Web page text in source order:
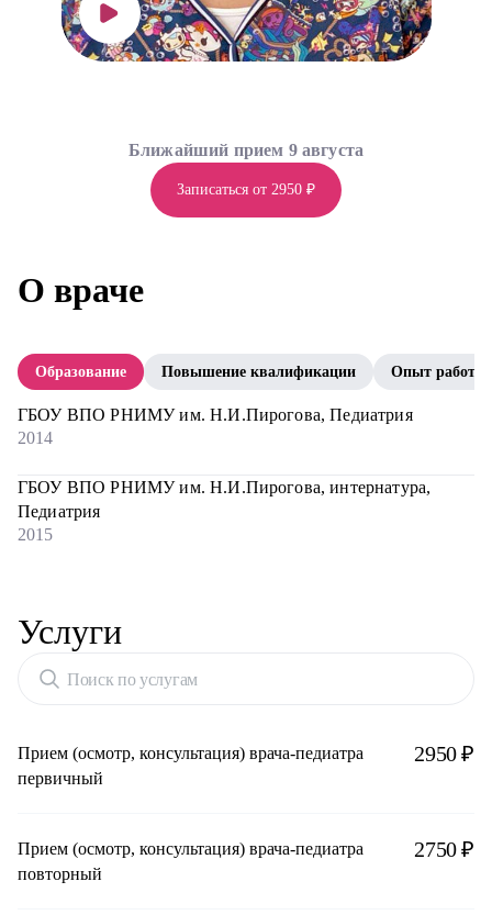
Записаться от 2950 ₽
Ближайший прием 9 августа
О враче
Образование Повышение квалификации Опыт работы
ГБОУ ВПО РНИМУ им. Н.И.Пирогова, Педиатрия
2014
ГБОУ ВПО РНИМУ им. Н.И.Пирогова, интернатура,
Педиатрия
2015
Услуги
Поиск по услугам
Прием (осмотр, консультация) врача-педиатра
первичный
2950 ₽
Прием (осмотр, консультация) врача-педиатра
повторный
2750 ₽